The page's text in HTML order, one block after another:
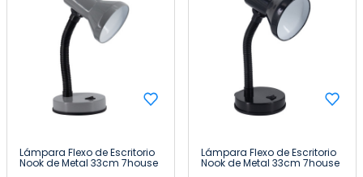
Lámpara Flexo de Escritorio
Nook de Metal 33cm 7house
Lámpara Flexo de Escritorio
Nook de Metal 33cm 7house